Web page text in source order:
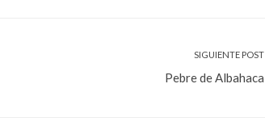
SIGUIENTE POST
Pebre de Albahaca